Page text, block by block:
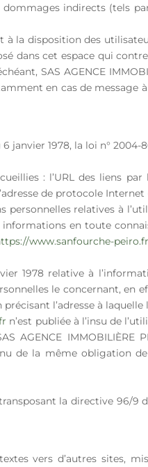
dommages indirects (tels
la disposition des
dans cet espace qui
SAS AGENCE
en cas de message
1978, la loi n° 2004-
: l’URL des liens
de protocole Internet
personnelles relatives à
informations en toute
www.sanfourche-peiro.fr
1978 relative à
le concernant, en
l’adresse à
n’est publiée à l’insu de
AGENCE
de la même obligation
la directive 96/9
vers d’autres sites,